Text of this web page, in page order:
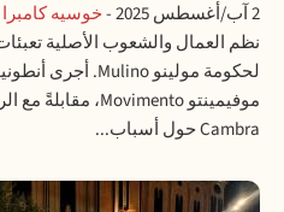
2 آب/أغسطس 2025 -خوسيه كامبرا
نظم العمال والشعوب الأصلية تعبئات
Cambra حول أسباب...